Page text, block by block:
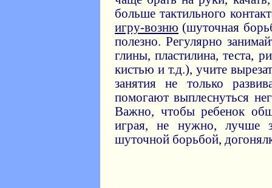
больше тактильного
игру-возню (шуточная
полезно. Регулярно
глины, пластилина, теста,
кистью и т.д.), учите
занятия не только
помогают выплеснуться
Важно, чтобы ребенок
играя, не нужно, лучше
шуточной борьбой,